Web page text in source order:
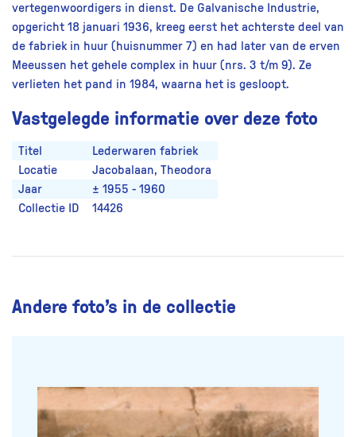
vertegenwoordigers in dienst. De Galvanische Industrie,
opgericht 18 januari 1936, kreeg eerst het achterste deel van
de fabriek in huur (huisnummer 7) en had later van de erven
Meeussen het gehele complex in huur (nrs. 3 t/m 9). Ze
verlieten het pand in 1984, waarna het is gesloopt.
Vastgelegde informatie over deze foto
Titel
Lederwaren fabriek
Locatie
Jacobalaan, Theodora
Jaar
± 1955 - 1960
Collectie ID
14426
Andere foto’s in de collectie